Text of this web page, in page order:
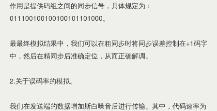
作用是提供码组之间的同步信号，具体规定为：
011100100100100101101000。
最最终模拟结果中，我们可以在粗同步时将同步误差控制在+1码字
中，然后在精同步后准确定位，从而正确解调。
2.关于误码率的模拟。
我们在发送端的数据增加斯白噪音后进行传输。其中，代码速率为